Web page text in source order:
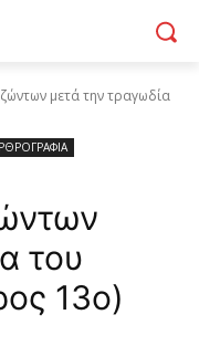
μετά την τραγωδία
του
13ο)